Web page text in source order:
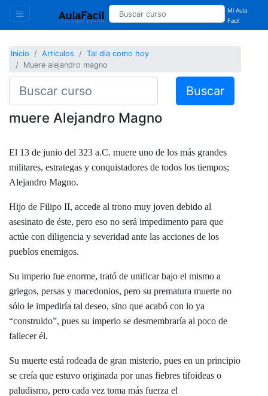
Mi Aula
Facil
Inicio Articulos
Tal dia como hoy
Muere alejandro magno
Buscar
muere Alejandro Magno
El 13 de junio del 323 a.C. muere uno de los más grandes
militares, estrategas y conquistadores de todos los tiempos;
Alejandro Magno.
Hijo de Filipo II, accede al trono muy joven debido al
asesinato de éste, pero eso no será impedimento para que
actúe con diligencia y severidad ante las acciones de los
pueblos enemigos.
Su imperio fue enorme, trató de unificar bajo el mismo a
griegos, persas y macedonios, pero su prematura muerte no
sólo le impediría tal deseo, sino que acabó con lo ya
“construido”, pues su imperio se desmembraría al poco de
fallecer él.
Su muerte está rodeada de gran misterio, pues en un principio
se creía que estuvo originada por unas fiebres tifoideas o
paludismo, pero cada vez toma más fuerza el